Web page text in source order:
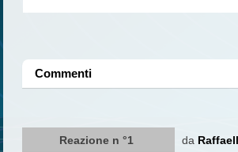
Commenti
Reazione n °1 da